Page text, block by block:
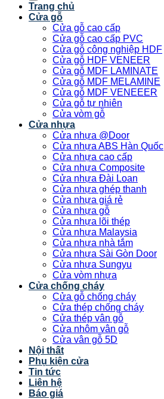
Trang chủ
Cửa gỗ
Cửa gỗ cao cấp
Cửa gỗ cao cấp PVC
Cửa gỗ công nghiệp HDF
Cửa gỗ HDF VENEER
Cửa gỗ MDF LAMINATE
Cửa gỗ MDF MELAMINE
Cửa gỗ MDF VENEEER
Cửa gỗ tự nhiên
Cửa vòm gỗ
Cửa nhựa
Cửa nhựa @Door
Cửa nhựa ABS Hàn Quốc
Cửa nhựa cao cấp
Cửa nhựa Composite
Cửa nhựa Đài Loan
Cửa nhựa ghép thanh
Cửa nhựa giá rẻ
Cửa nhựa gỗ
Cửa nhựa lõi thép
Cửa nhựa Malaysia
Cửa nhựa nhà tắm
Cửa nhựa Sài Gòn Door
Cửa nhựa Sungyu
Cửa vòm nhựa
Cửa chống cháy
Cửa gỗ chống cháy
Cửa thép chống cháy
Cửa thép vân gỗ
Cửa nhôm vân gỗ
Cửa vân gỗ 5D
Nội thất
Phụ kiện cửa
Tin tức
Liên hệ
Báo giá